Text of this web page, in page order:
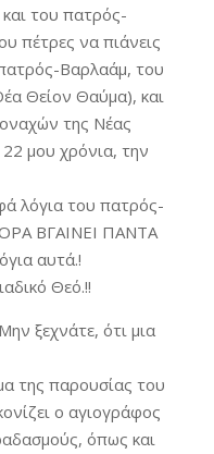
του πατρός-
πέτρες να πιάνεις
Βαρλαάμ, του
Θείον Θαύμα), και
της Νέας
μου χρόνια, την
λόγια του πατρός-
ΒΓΑΙΝΕΙ ΠΑΝΤΑ
αυτά.!
Θεό.!!
ξεχνάτε, ότι μια
της παρουσίας του
ο αγιογράφος
όπως και